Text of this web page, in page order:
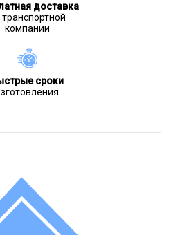
доставка
транспортной
компании
сроки